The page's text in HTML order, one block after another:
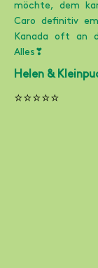
möchte, dem
Caro definitiv
Kanada oft an
Alles❣
Helen &
⭐⭐⭐⭐⭐